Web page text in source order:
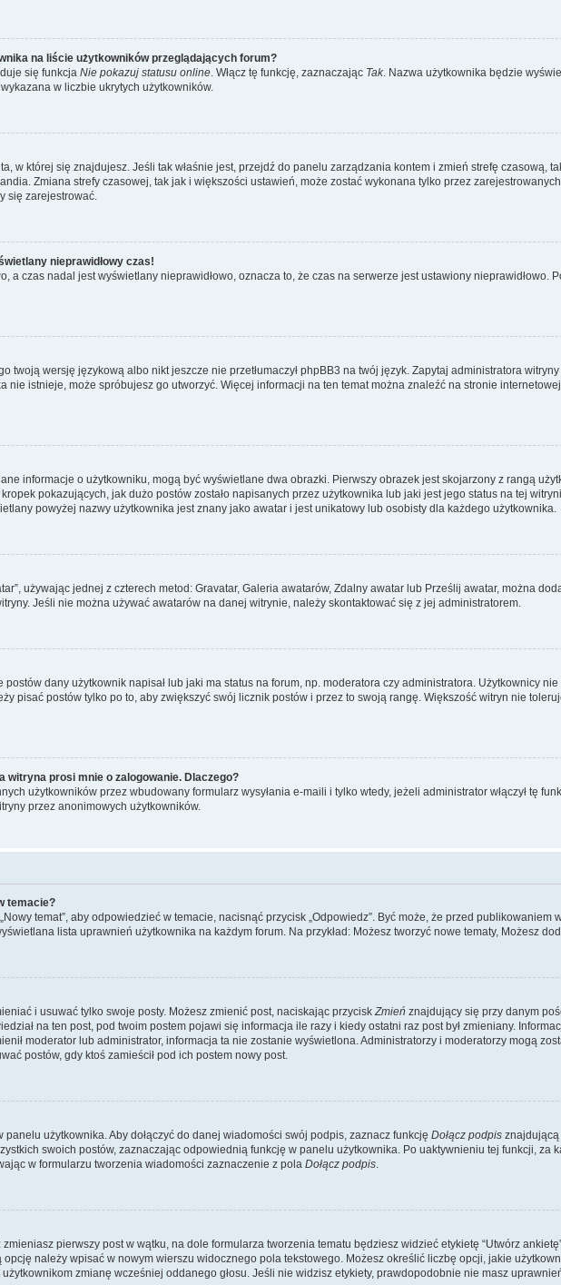
na liście użytkowników przeglądających forum?
się funkcja Nie pokazuj statusu online . Włącz tę funkcję, zaznaczając Tak. Nazwa użytkownika będzie
w liczbie ukrytych użytkowników.
w której się znajdujesz. Jeśli tak właśnie jest, przejdź do panelu zarządzania kontem i zmień strefę czasową,
Zmiana strefy czasowej, tak jak i większości ustawień, może zostać wykonana tylko przez
się zarejestrować.
nieprawidłowy czas!
a czas nadal jest wyświetlany nieprawidłowo, oznacza to, że czas na serwerze jest ustawiony nieprawidłowo.
twoją wersję językową albo nikt jeszcze nie przetłumaczył phpBB3 na twój język. Zapytaj administratora
nie istnieje, może spróbujesz go utworzyć. Więcej informacji na ten temat można znaleźć na stronie internetowej
informacje o użytkowniku, mogą być wyświetlane dwa obrazki. Pierwszy obrazek jest skojarzony z rangą
pokazujących, jak dużo postów zostało napisanych przez użytkownika lub jaki jest jego status na tej
powyżej nazwy użytkownika jest znany jako awatar i jest unikatowy lub osobisty dla każdego użytkownika.
używając jednej z czterech metod: Gravatar, Galeria awatarów, Zdalny awatar lub Prześlij awatar, można
Jeśli nie można używać awatarów na danej witrynie, należy skontaktować się z jej administratorem.
dany użytkownik napisał lub jaki ma status na forum, np. moderatora czy administratora. Użytkownicy
pisać postów tylko po to, aby zwiększyć swój licznik postów i przez to swoją rangę. Większość witryn nie
witryna prosi mnie o zalogowanie. Dlaczego?
użytkowników przez wbudowany formularz wysyłania e-maili i tylko wtedy, jeżeli administrator włączył tę
przez anonimowych użytkowników.
temacie?
temat”, aby odpowiedzieć w temacie, nacisnąć przycisk „Odpowiedz”. Być może, że przed publikowaniem
lista uprawnień użytkownika na każdym forum. Na przykład: Możesz tworzyć nowe tematy, Możesz
i usuwać tylko swoje posty. Możesz zmienić post, naciskając przycisk Zmień znajdujący się przy danym
na ten post, pod twoim postem pojawi się informacja ile razy i kiedy ostatni raz post był zmieniany.
moderator lub administrator, informacja ta nie zostanie wyświetlona. Administratorzy i moderatorzy mogą
postów, gdy ktoś zamieścił pod ich postem nowy post.
użytkownika. Aby dołączyć do danej wiadomości swój podpis, zaznacz funkcję Dołącz podpis znajdującą
swoich postów, zaznaczając odpowiednią funkcję w panelu użytkownika. Po uaktywnieniu tej funkcji, za
w formularzu tworzenia wiadomości zaznaczenie z pola Dołącz podpis
pierwszy post w wątku, na dole formularza tworzenia tematu będziesz widzieć etykietę “Utwórz
należy wpisać w nowym wierszu widocznego pola tekstowego. Możesz określić liczbę opcji, jakie
zmianę wcześniej oddanego głosu. Jeśli nie widzisz etykiety, prawdopodobnie nie masz